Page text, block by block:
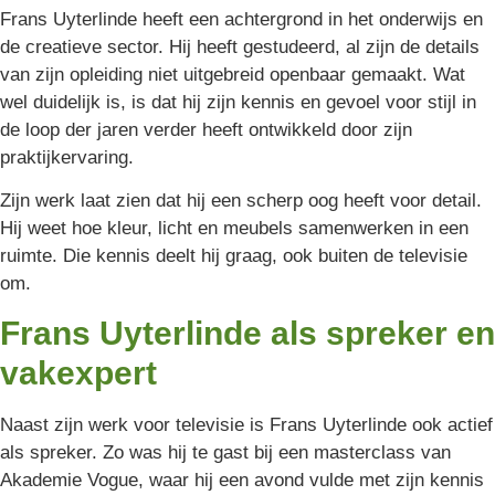
Frans Uyterlinde heeft een achtergrond in het onderwijs en
de creatieve sector. Hij heeft gestudeerd, al zijn de details
van zijn opleiding niet uitgebreid openbaar gemaakt. Wat
wel duidelijk is, is dat hij zijn kennis en gevoel voor stijl in
de loop der jaren verder heeft ontwikkeld door zijn
praktijkervaring.
Zijn werk laat zien dat hij een scherp oog heeft voor detail.
Hij weet hoe kleur, licht en meubels samenwerken in een
ruimte. Die kennis deelt hij graag, ook buiten de televisie
om.
Frans Uyterlinde als spreker en
vakexpert
Naast zijn werk voor televisie is Frans Uyterlinde ook actief
als spreker. Zo was hij te gast bij een masterclass van
Akademie Vogue, waar hij een avond vulde met zijn kennis